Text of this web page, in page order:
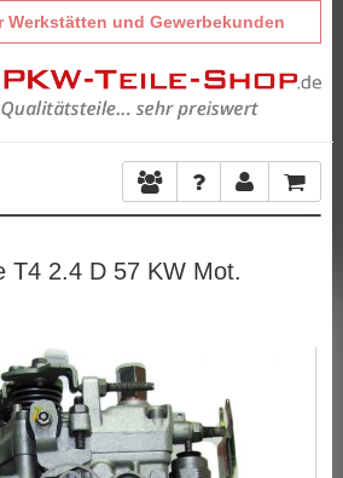
Werkstätten und Gewerbekunden
T4 2.4 D 57 KW Mot.